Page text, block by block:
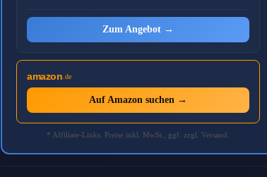
Zum Angebot →
amazon .de
Auf Amazon suchen →
* Affiliate-Links. Preise inkl. MwSt., ggf. zzgl. Versand.